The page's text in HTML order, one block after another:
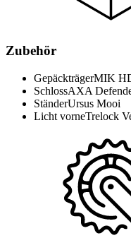
Zubehör
GepäckträgerMIK
SchlossAXA
StänderUrsus Mooi
Licht vorneTrelock